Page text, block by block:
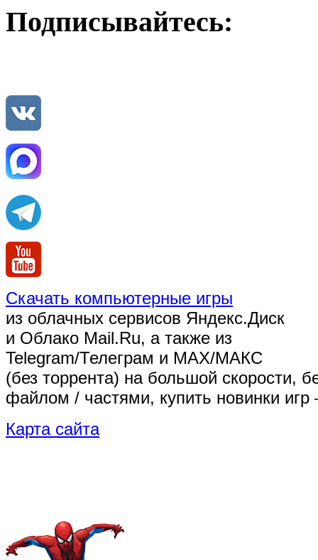
Подписывайтесь:
Скачать компьютерные игры
из облачных сервисов Яндекс.Диск
и Облако Mail.Ru, а также из
Telegram/Телеграм и MAX/МАКС
(без торрента) на большой скорости,
файлом / частями, купить новинки
Карта сайта